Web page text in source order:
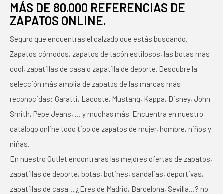
MÁS DE 80.000 REFERENCIAS DE
ZAPATOS ONLINE.
Seguro que encuentras el calzado que estás buscando.
Zapatos cómodos, zapatos de tacón estilosos, las botas más
cool, zapatillas de casa o zapatilla de deporte. Descubre la
selección más amplia de zapatos de las marcas más
reconocidas: Garatti, Lacoste, Mustang, Kappa, Disney, John
Smith, Pepe Jeans, … y muchas más. Encuentra en nuestro
catálogo online todo tipo de zapatos de mujer, hombre, niños y
niñas.
En nuestro Outlet encontraras las mejores ofertas de zapatos,
zapatillas de deporte, botas, botines, sandalias, deportivas,
zapatillas de casa… ¿Eres de Madrid, Barcelona, Sevilla…? no